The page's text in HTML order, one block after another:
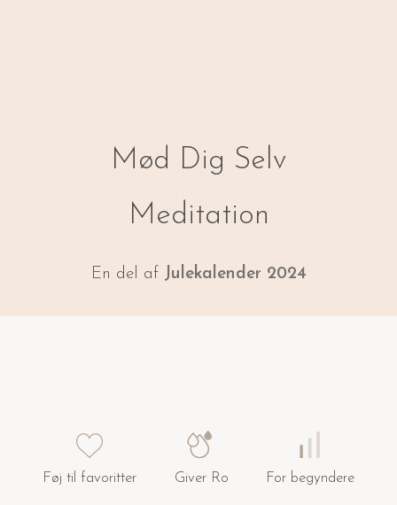
Mød Dig Selv
Meditation
En del af Julekalender 2024
Føj til favoritter Giver Ro For begyndere